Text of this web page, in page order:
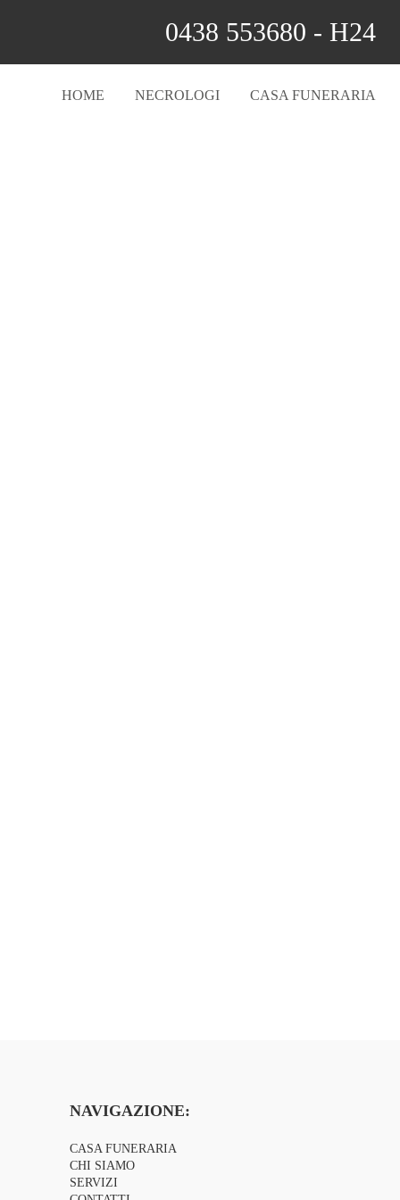
0438 553680 - H24
HOME NECROLOGI CASA FUNERARIA
NAVIGAZIONE:
CASA FUNERARIA
CHI SIAMO
SERVIZI